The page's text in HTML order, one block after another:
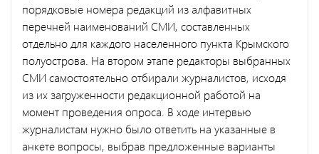
порядковые номера редакций из алфавитных
перечней наименований СМИ, составленных
отдельно для каждого населенного пункта Крымского
полуострова. На втором этапе редакторы выбранных
СМИ самостоятельно отбирали журналистов, исходя
из их загруженности редакционной работой на
момент проведения опроса. В ходе интервью
журналистам нужно было ответить на указанные в
анкете вопросы, выбрав предложенные варианты